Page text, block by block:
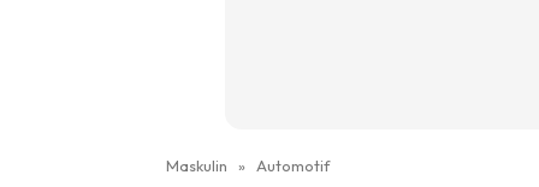
Maskulin » Automotif